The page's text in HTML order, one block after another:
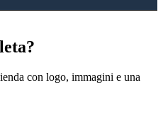
con logo, immagini e una